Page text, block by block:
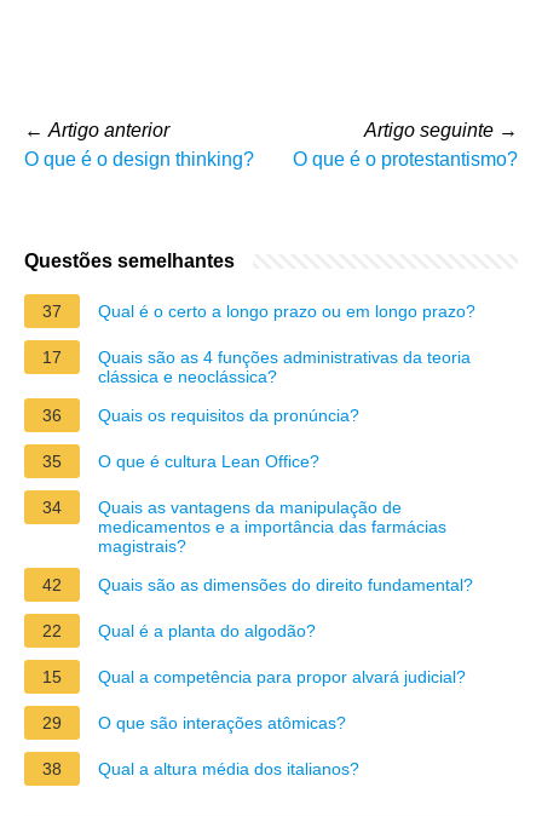
← Artigo anterior
O que é o design thinking?
Artigo seguinte →
O que é o protestantismo?
Questões semelhantes
37 Qual é o certo a longo prazo ou em longo prazo?
17
Quais são as 4 funções administrativas da teoria
clássica e neoclássica?
36
Quais os requisitos da pronúncia?
35 O que é cultura Lean Office?
34
Quais as vantagens da manipulação de
medicamentos e a importância das farmácias
magistrais?
42
Quais são as dimensões do direito fundamental?
22 Qual é a planta do algodão?
15 Qual a competência para propor alvará judicial?
29 O que são interações atômicas?
38 Qual a altura média dos italianos?